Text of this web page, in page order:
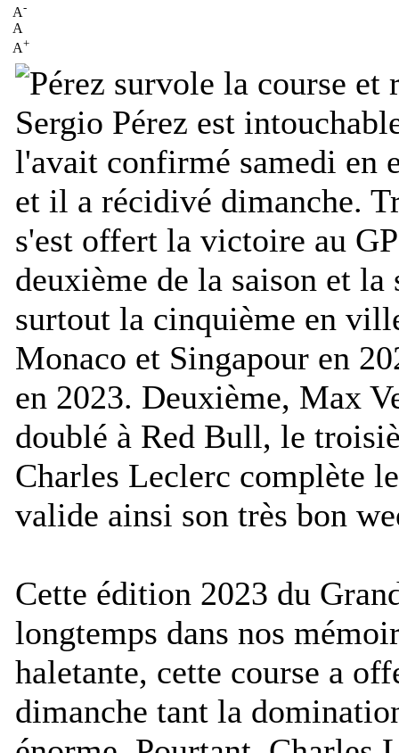
A-
A
A+
Sergio Pérez est
l'avait confirmé samedi en
et il a récidivé dimanche.
s'est offert la victoire au
deuxième de la saison et
surtout la cinquième en
Monaco et Singapour en
en 2023. Deuxième, Max
doublé à Red Bull, le
Charles Leclerc complète
valide ainsi son très bon
Cette édition 2023 du
longtemps dans nos
haletante, cette course a
dimanche tant la